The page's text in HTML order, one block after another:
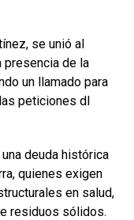
se unió al
presencia de la
un llamado para
peticiones dl
deuda histórica
quienes exigen
en salud,
residuos sólidos.